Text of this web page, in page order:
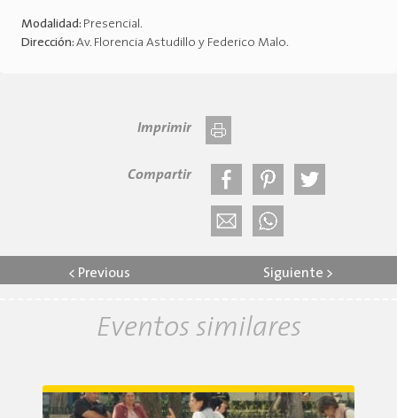
Modalidad: Presencial.
Dirección: Av. Florencia Astudillo y Federico Malo.
Imprimir
Compartir
< Previous Siguiente >
Eventos similares